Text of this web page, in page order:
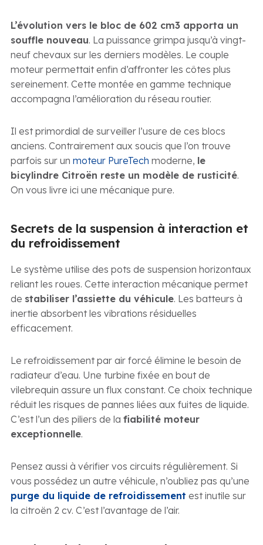
L’évolution vers le bloc de 602 cm3 apporta un
souffle nouveau. La puissance grimpa jusqu’à vingt-
neuf chevaux sur les derniers modèles. Le couple
moteur permettait enfin d’affronter les côtes plus
sereinement. Cette montée en gamme technique
accompagna l’amélioration du réseau routier.
Il est primordial de surveiller l’usure de ces blocs
anciens. Contrairement aux soucis que l’on trouve
parfois sur un moteur PureTech moderne, le
bicylindre Citroën reste un modèle de rusticité.
On vous livre ici une mécanique pure.
Secrets de la suspension à interaction et
du refroidissement
Le système utilise des pots de suspension horizontaux
reliant les roues. Cette interaction mécanique permet
de stabiliser l’assiette du véhicule. Les batteurs à
inertie absorbent les vibrations résiduelles
efficacement.
Le refroidissement par air forcé élimine le besoin de
radiateur d’eau. Une turbine fixée en bout de
vilebrequin assure un flux constant. Ce choix technique
réduit les risques de pannes liées aux fuites de liquide.
C’est l’un des piliers de la fiabilité moteur
exceptionnelle.
Pensez aussi à vérifier vos circuits régulièrement. Si
vous possédez un autre véhicule, n’oubliez pas qu’une
purge du liquide de refroidissement est inutile sur
la citroën 2 cv. C’est l’avantage de l’air.